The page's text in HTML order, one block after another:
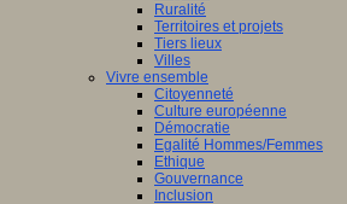
Ruralité
Territoires et projets
Tiers lieux
Villes
Vivre ensemble
Citoyenneté
Culture européenne
Démocratie
Egalité Hommes/Femmes
Ethique
Gouvernance
Inclusion